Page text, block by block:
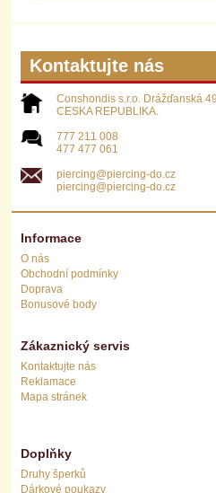
Kontaktujte nás
Conshondis s.r.o. Drážďanská
CESKA REPUBLIKA.
777 211 008
477 477 061
piercing@piercing-do.cz
piercing@piercing-do.cz
Informace
O nás
Obchodní podmínky
Doprava
Bonusové body
Zákaznický servis
Kontaktujte nás
Reklamace
Mapa stránek
Doplňky
Druhy šperků
Dárkové poukazy